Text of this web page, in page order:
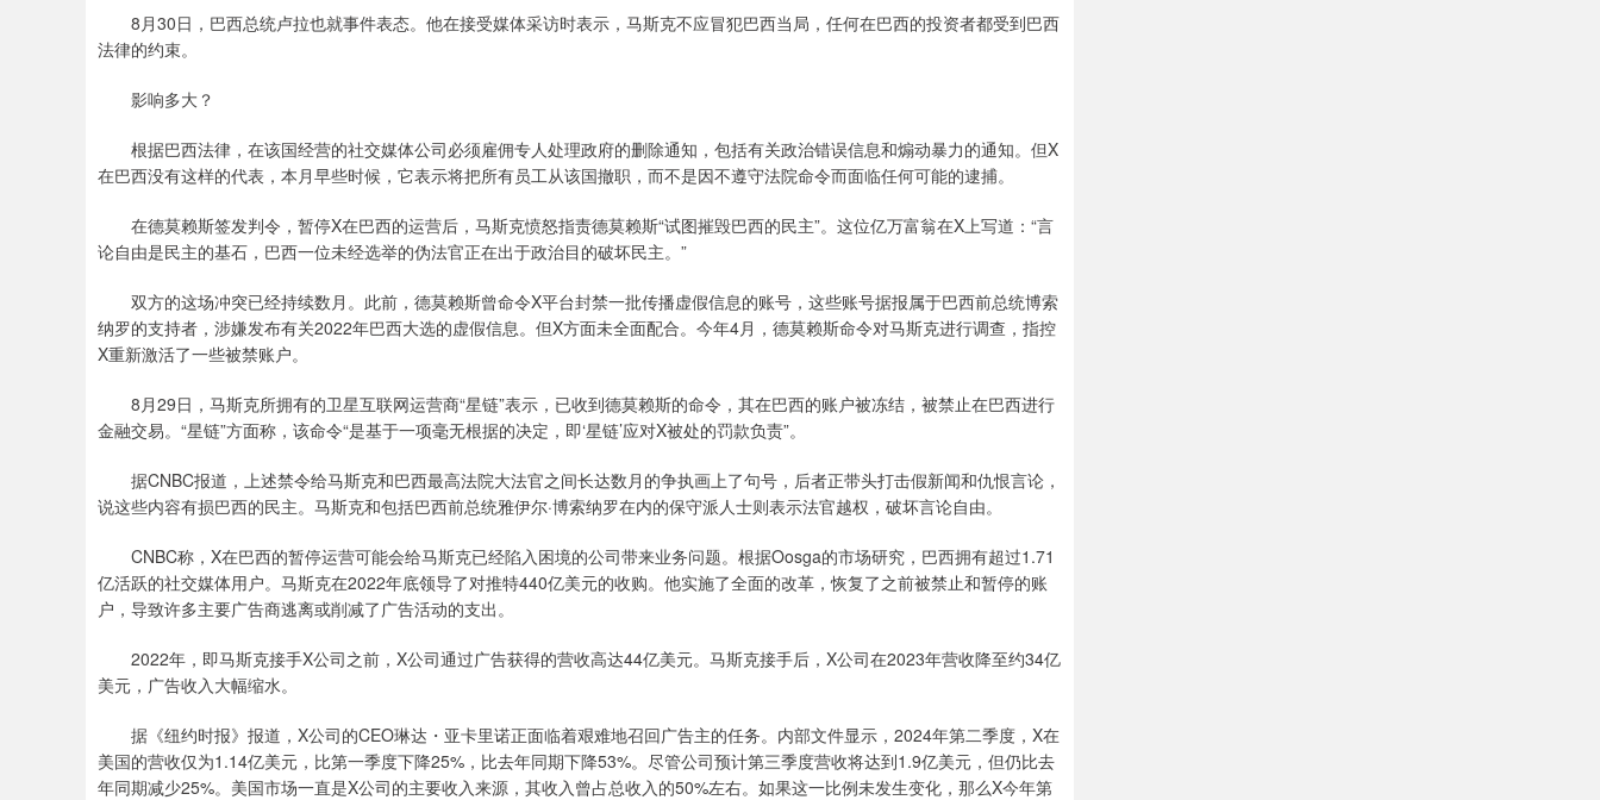
8月30日，巴西总统卢拉也就事件表态。他在接受媒体采访时表示，马斯克不应冒犯巴西当局，任何在巴西的投资者都受到巴西
法律的约束。
影响多大？
根据巴西法律，在该国经营的社交媒体公司必须雇佣专人处理政府的删除通知，包括有关政治错误信息和煽动暴力的通知。但X
在巴西没有这样的代表，本月早些时候，它表示将把所有员工从该国撤职，而不是因不遵守法院命令而面临任何可能的逮捕。
在德莫赖斯签发判令，暂停X在巴西的运营后，马斯克愤怒指责德莫赖斯“试图摧毁巴西的民主”。这位亿万富翁在X上写道：“言
论自由是民主的基石，巴西一位未经选举的伪法官正在出于政治目的破坏民主。”
双方的这场冲突已经持续数月。此前，德莫赖斯曾命令X平台封禁一批传播虚假信息的账号，这些账号据报属于巴西前总统博索
纳罗的支持者，涉嫌发布有关2022年巴西大选的虚假信息。但X方面未全面配合。今年4月，德莫赖斯命令对马斯克进行调查，指控
X重新激活了一些被禁账户。
8月29日，马斯克所拥有的卫星互联网运营商“星链”表示，已收到德莫赖斯的命令，其在巴西的账户被冻结，被禁止在巴西进行
金融交易。“星链”方面称，该命令“是基于一项毫无根据的决定，即‘星链’应对X被处的罚款负责”。
据CNBC报道，上述禁令给马斯克和巴西最高法院大法官之间长达数月的争执画上了句号，后者正带头打击假新闻和仇恨言论，
说这些内容有损巴西的民主。马斯克和包括巴西前总统雅伊尔·博索纳罗在内的保守派人士则表示法官越权，破坏言论自由。
CNBC称，X在巴西的暂停运营可能会给马斯克已经陷入困境的公司带来业务问题。根据Oosga的市场研究，巴西拥有超过1.71
亿活跃的社交媒体用户。马斯克在2022年底领导了对推特440亿美元的收购。他实施了全面的改革，恢复了之前被禁止和暂停的账
户，导致许多主要广告商逃离或削减了广告活动的支出。
2022年，即马斯克接手X公司之前，X公司通过广告获得的营收高达44亿美元。马斯克接手后，X公司在2023年营收降至约34亿
美元，广告收入大幅缩水。
据《纽约时报》报道，X公司的CEO琳达・亚卡里诺正面临着艰难地召回广告主的任务。内部文件显示，2024年第二季度，X在
美国的营收仅为1.14亿美元，比第一季度下降25%，比去年同期下降53%。尽管公司预计第三季度营收将达到1.9亿美元，但仍比去
年同期减少25%。美国市场一直是X公司的主要收入来源，其收入曾占总收入的50%左右。如果这一比例未发生变化，那么X今年第